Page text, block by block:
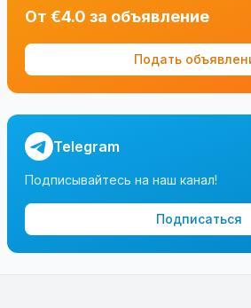
От €4.0 за объявление
Подать
Telegram
Подписывайтесь на наш канал!
Подписаться